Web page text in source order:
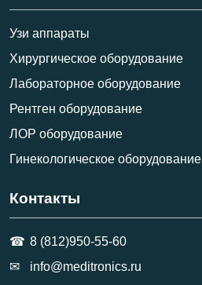
Узи аппараты
Хирургическое оборудование
Лабораторное оборудование
Рентген оборудование
ЛОР оборудование
Гинекологическое оборудование
Контакты
8 (812)950-55-60
info@meditronics.ru